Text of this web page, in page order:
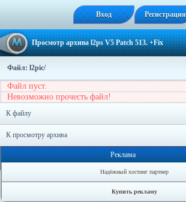
Вход Регистрация
Просмотр архива l2ps V5 Patch 513. +Fix
Файл: l2pic/
Файл пуст.
Невозможно прочесть файл!
К файлу
К просмотру архива
Реклама
Надёжный хостинг партнер
Купить рекламу